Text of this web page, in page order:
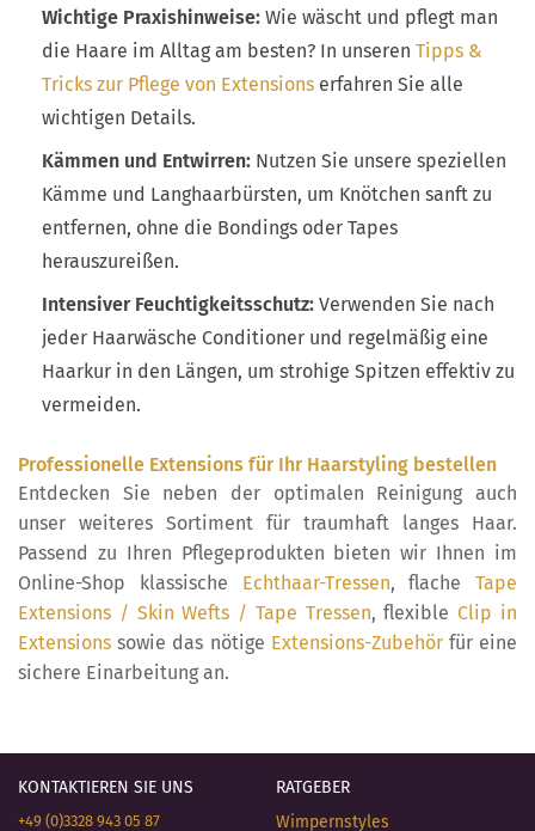
Wichtige Praxishinweise: Wie wäscht und pflegt man
die Haare im Alltag am besten? In unseren Tipps &
Tricks zur Pflege von Extensions erfahren Sie alle
wichtigen Details.
Kämmen und Entwirren: Nutzen Sie unsere speziellen
Kämme und Langhaarbürsten, um Knötchen sanft zu
entfernen, ohne die Bondings oder Tapes
herauszureißen.
Intensiver Feuchtigkeitsschutz: Verwenden Sie nach
jeder Haarwäsche Conditioner und regelmäßig eine
Haarkur in den Längen, um strohige Spitzen effektiv zu
vermeiden.
Professionelle Extensions für Ihr Haarstyling bestellen
Entdecken Sie neben der optimalen Reinigung auch
unser weiteres Sortiment für traumhaft langes Haar.
Passend zu Ihren Pflegeprodukten bieten wir Ihnen im
Online-Shop klassische Echthaar-Tressen, flache Tape
Extensions / Skin Wefts / Tape Tressen, flexible Clip in
Extensions sowie das nötige Extensions-Zubehörfür eine
sichere Einarbeitung an.
KONTAKTIEREN SIE UNS
+49 (0)3328 943 05 87
RATGEBER
Wimpernstyles